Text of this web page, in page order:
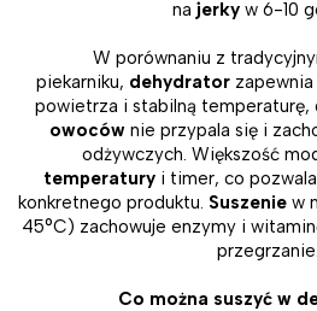
na jerkyw 6-10
W porównaniu z
piekarniku, dehydratorzapewnia
powietrza i stabilną temperaturę,
owoców nie przypala się i
odżywczych. Większość
temperatury i timer, co
konkretnego produktu. Suszeniew
45°C) zachowuje enzymy i
przegrzanie.
Co można suszyć w